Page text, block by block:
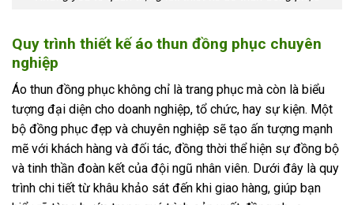
Quy trình thiết kế áo thun đồng phục chuyên
nghiệp
Áo thun đồng phục không chỉ là trang phục mà còn là biểu
tượng đại diện cho doanh nghiệp, tổ chức, hay sự kiện. Một
bộ đồng phục đẹp và chuyên nghiệp sẽ tạo ấn tượng mạnh
mẽ với khách hàng và đối tác, đồng thời thể hiện sự đồng bộ
và tinh thần đoàn kết của đội ngũ nhân viên. Dưới đây là quy
trình chi tiết từ khâu khảo sát đến khi giao hàng, giúp bạn